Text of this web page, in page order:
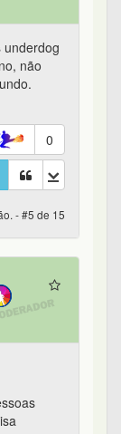
underdog
não
0
- #5 de 15